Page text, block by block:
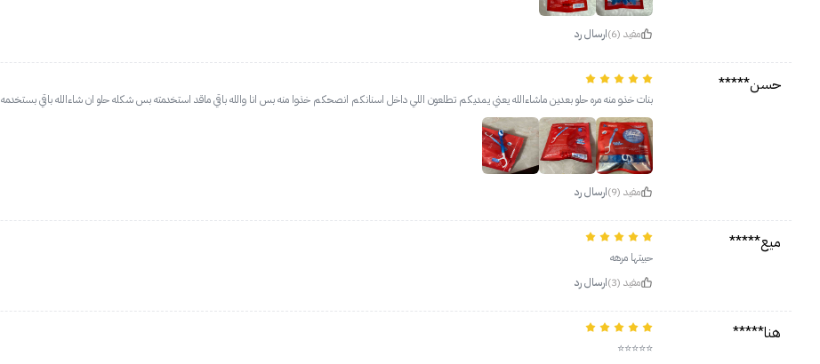
مفيد (6) ارسال رد
حسن*****
بنات خذو منه مره حلو بعدين ماشاءالله يعني يمديكم تطلعون اللي داخل اسنانكم انصحكم خذوا منه بس انا والله باقي ماقد استخدمته بس شكله حلو ان شاءالله باقي بستخدمه
مفيد (9) ارسال رد
ميع*****
حبيتها مرهه
مفيد (3)
ارسال رد
هنا*****
⭐️⭐️⭐️⭐️⭐️